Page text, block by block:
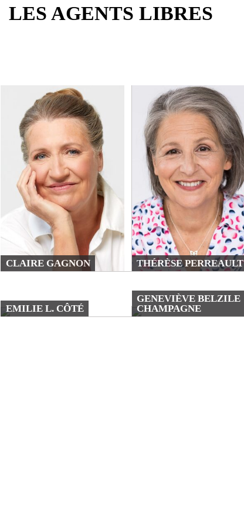
LES AGENTS LIBRES
CLAIRE GAGNON THÉRÈSE PERREAULT
EMILIE L. CÔTÉ
GENEVIÈVE BELZILE
CHAMPAGNE